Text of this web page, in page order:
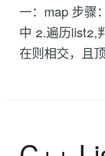
一：map 步骤
中 2.遍历list2,
在则相交，且